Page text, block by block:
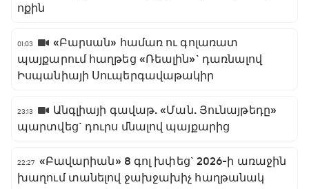
ոքին
01:03
«Բարսան» համառ ու գոլառատ
պայքարում հաղթեց «Ռեալին»` դառնալով
Իսպանիայի Սուպերգավաթակիր
23:13
Անգլիայի գավաթ. «Ման. Յունայթեդը»
պարտվեց` դուրս մնալով պայքարից
22:27 «Բավարիան» 8 գոլ խփեց` 2026-ի առաջին
խաղում տանելով ջախջախիչ հաղթանակ